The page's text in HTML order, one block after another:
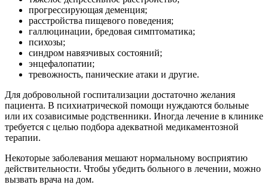
прогрессирующая деменция;
расстройства пищевого поведения;
галлюцинации, бредовая симптоматика;
психозы;
синдром навязчивых состояний;
энцефалопатии;
тревожность, панические атаки и другие.
Для добровольной госпитализации достаточно желания
пациента. В психиатрической помощи нуждаются больные
или их созависимые родственники. Иногда лечение в клинике
требуется с целью подбора адекватной медикаментозной
терапии.
Некоторые заболевания мешают нормальному восприятию
действительности. Чтобы убедить больного в лечении, можно
вызвать врача на дом.